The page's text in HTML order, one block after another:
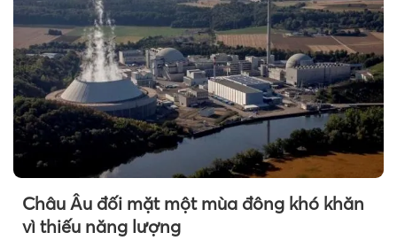
Châu Âu đối mặt một mùa đông khó khăn
vì thiếu năng lượng